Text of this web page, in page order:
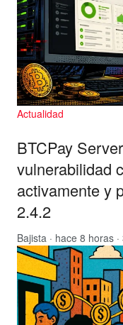
Actualidad
BTCPay
vulnerabilidad
activamente y
2.4.2
Bajista · hace 8 horas